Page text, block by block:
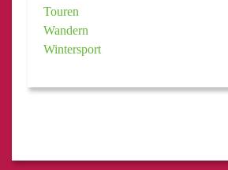
Touren
Wandern
Wintersport